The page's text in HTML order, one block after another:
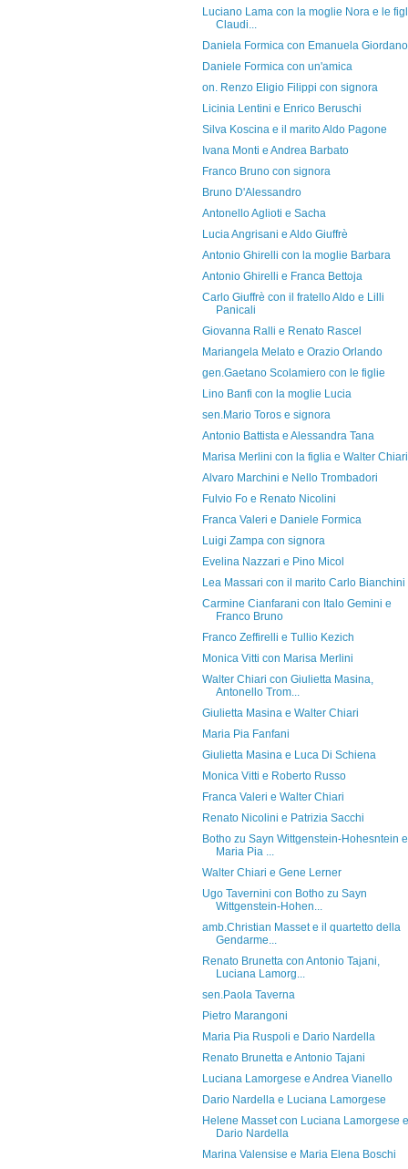
Luciano Lama con la moglie Nora e le
Claudi...
Daniela Formica con Emanuela Giordano
Daniele Formica con un'amica
on. Renzo Eligio Filippi con signora
Licinia Lentini e Enrico Beruschi
Silva Koscina e il marito Aldo Pagone
Ivana Monti e Andrea Barbato
Franco Bruno con signora
Bruno D'Alessandro
Antonello Aglioti e Sacha
Lucia Angrisani e Aldo Giuffrè
Antonio Ghirelli con la moglie Barbara
Antonio Ghirelli e Franca Bettoja
Carlo Giuffrè con il fratello Aldo e Lilli
Panicali
Giovanna Ralli e Renato Rascel
Mariangela Melato e Orazio Orlando
gen.Gaetano Scolamiero con le figlie
Lino Banfi con la moglie Lucia
sen.Mario Toros e signora
Antonio Battista e Alessandra Tana
Marisa Merlini con la figlia e Walter Chiari
Alvaro Marchini e Nello Trombadori
Fulvio Fo e Renato Nicolini
Franca Valeri e Daniele Formica
Luigi Zampa con signora
Evelina Nazzari e Pino Micol
Lea Massari con il marito Carlo Bianchini
Carmine Cianfarani con Italo Gemini e
Franco Bruno
Franco Zeffirelli e Tullio Kezich
Monica Vitti con Marisa Merlini
Walter Chiari con Giulietta Masina,
Antonello Trom...
Giulietta Masina e Walter Chiari
Maria Pia Fanfani
Giulietta Masina e Luca Di Schiena
Monica Vitti e Roberto Russo
Franca Valeri e Walter Chiari
Renato Nicolini e Patrizia Sacchi
Botho zu Sayn Wittgenstein-Hohesntein e
Maria Pia ...
Walter Chiari e Gene Lerner
Ugo Tavernini con Botho zu Sayn
Wittgenstein-Hohen...
amb.Christian Masset e il quartetto della
Gendarme...
Renato Brunetta con Antonio Tajani,
Luciana Lamorg...
sen.Paola Taverna
Pietro Marangoni
Maria Pia Ruspoli e Dario Nardella
Renato Brunetta e Antonio Tajani
Luciana Lamorgese e Andrea Vianello
Dario Nardella e Luciana Lamorgese
Helene Masset con Luciana Lamorgese e
Dario Nardella
Marina Valensise e Maria Elena Boschi